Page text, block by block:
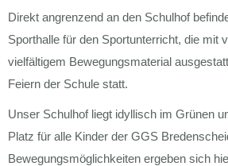
Direkt angrenzend an den Schulhof
Sporthalle für den Sportunterricht, die mit
vielfältigem Bewegungsmaterial
Feiern der Schule statt.
Unser Schulhof liegt idyllisch im Grünen
Platz für alle Kinder der GGS
Bewegungsmöglichkeiten ergeben sich